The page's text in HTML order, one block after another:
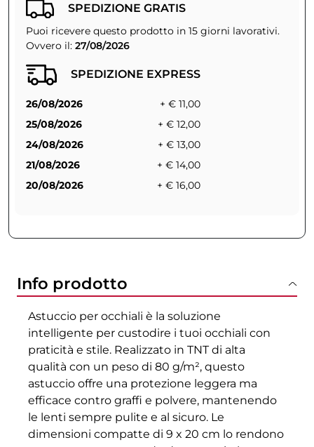
SPEDIZIONE GRATIS
Puoi ricevere questo prodotto in 15 giorni lavorativi.
Ovvero il: 27/08/2026
SPEDIZIONE EXPRESS
26/08/2026
+ € 11,00
25/08/2026
+ € 12,00
24/08/2026
+ € 13,00
21/08/2026
+ € 14,00
20/08/2026
+ € 16,00
Info prodotto
Astuccio per occhiali è la soluzione
intelligente per custodire i tuoi occhiali con
praticità e stile. Realizzato in TNT di alta
qualità con un peso di 80 g/m², questo
astuccio offre una protezione leggera ma
efficace contro graffi e polvere, mantenendo
le lenti sempre pulite e al sicuro. Le
dimensioni compatte di 9 x 20 cm lo rendono